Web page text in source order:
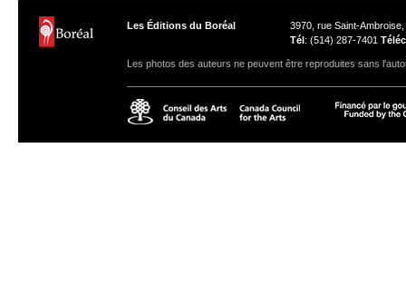
Les Éditions du Boréal
3970, rue Saint-
Tél : (514) 287-7401 Téléc
Les photos des auteurs ne peuvent être reproduites sans